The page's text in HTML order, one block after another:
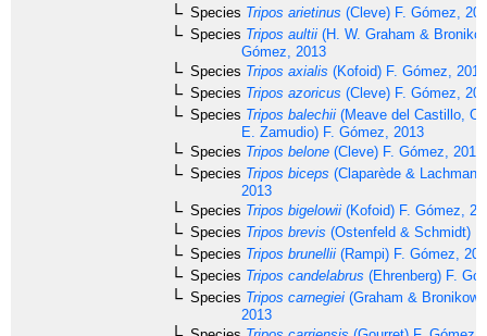
Species Tripos arietinus (Cleve) F. Gómez,
Species Tripos aultii (H. W. Graham &
Gómez, 2013
Species Tripos axialis (Kofoid) F. Gómez, 2013
Species Tripos azoricus (Cleve) F. Gómez,
Species Tripos balechii (Meave del Castillo,
E. Zamudio) F. Gómez, 2013
Species Tripos belone (Cleve) F. Gómez, 2013
Species Tripos biceps (Claparède &
2013
Species Tripos bigelowii (Kofoid) F. Gómez,
Species Tripos brevis (Ostenfeld & Schmidt)
Species Tripos brunellii (Rampi) F. Gómez,
Species Tripos candelabrus (Ehrenberg) F.
Species Tripos carnegiei (Graham &
2013